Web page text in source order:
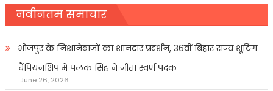
नवीनतम समाचार
भोजपुर के निशानेबाजों का शानदार प्रदर्शन, 36वीं बिहार राज्य शूटिंग
चैंपियनशिप में पलक सिंह ने जीता स्वर्ण पदक
June 26, 2026